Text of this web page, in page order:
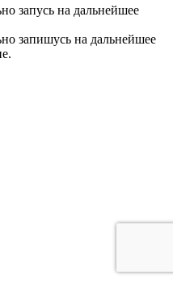
запусь на дальнейшее
запишусь на дальнейшее